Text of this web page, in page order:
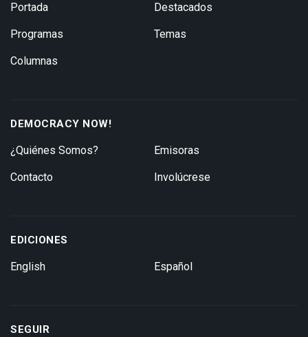
Portada
Programas
Columnas
Destacados
Temas
DEMOCRACY NOW!
¿Quiénes Somos?
Contacto
Emisoras
Involúcrese
EDICIONES
English Español
SEGUIR